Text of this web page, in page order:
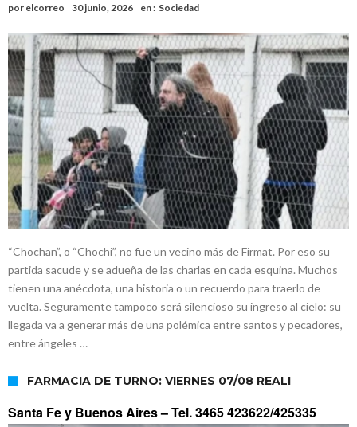
del ferrocarril
Violento robo en la zona rural de Firmat: maniataron a una pareja de
adultos mayores
Colecta solidaria de juguetes en Firmat para el EPI y el Hospital
Vilela
Firmat: “Codo a codo” lanza una campaña de recolección de
golosinas para agasajar a los niños en su día
Vuelve el básquet: este viernes arranca el Clausura con agenda
confirmada y planteles renovados
por elcorreo 30 junio, 2026 en : Sociedad
“Chochan”, o “Chochi”, no fue un vecino más de Firmat. Por eso su
partida sacude y se adueña de las charlas en cada esquina. Muchos
tienen una anécdota, una historia o un recuerdo para traerlo de
vuelta. Seguramente tampoco será silencioso su ingreso al cielo: su
llegada va a generar más de una polémica entre santos y pecadores,
entre ángeles …
FARMACIA DE TURNO: VIERNES 07/08 REALI
Santa Fe y Buenos Aires –Tel. 3465 423622/425335